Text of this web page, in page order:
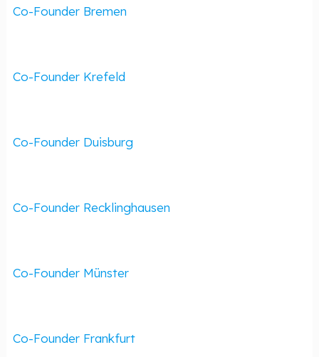
Co-Founder Bremen
Co-Founder Krefeld
Co-Founder Duisburg
Co-Founder Recklinghausen
Co-Founder Münster
Co-Founder Frankfurt